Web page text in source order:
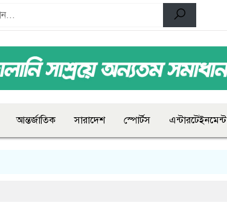
আন্তর্জাতিক সারাদেশ স্পোর্টস এন্টারটেইনমেন্ট